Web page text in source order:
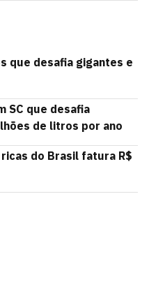
que desafia gigantes e
SC que desafia
de litros por ano
do Brasil fatura R$